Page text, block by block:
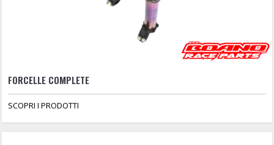
FORCELLE COMPLETE
SCOPRI I PRODOTTI